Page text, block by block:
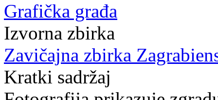
Grafička građa
Izvorna zbirka
Zavičajna zbirka
Kratki sadržaj